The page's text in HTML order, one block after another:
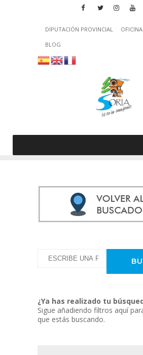
DIPUTACIÓN PROVINCIAL
BLOG
¿Ya has realizado tu
Sigue añadiendo filtros aquí
que estás buscando.